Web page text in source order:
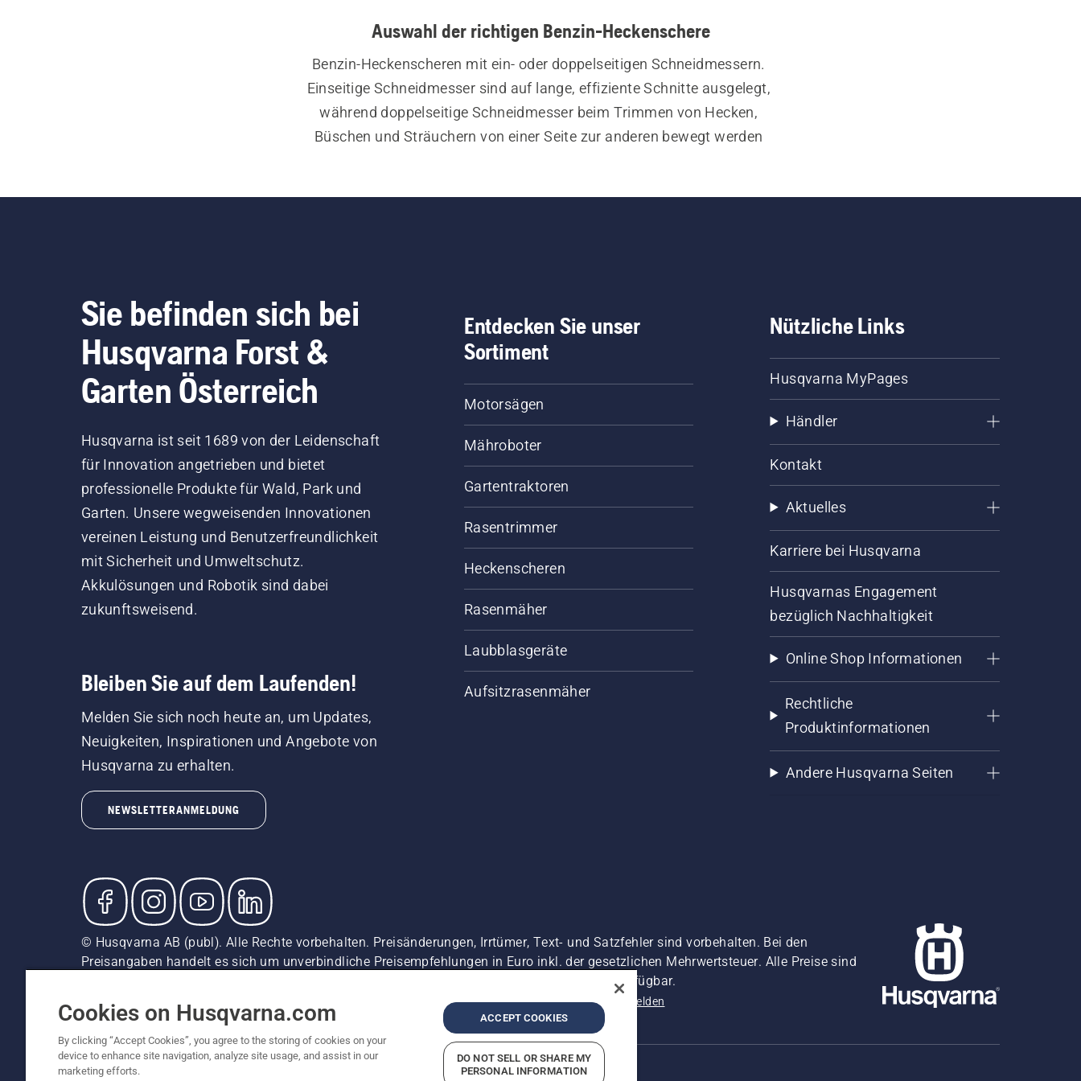
Auswahl der richtigen Benzin-Heckenschere
Benzin-Heckenscheren mit ein- oder doppelseitigen Schneidmessern.
Einseitige Schneidmesser sind auf lange, effiziente Schnitte ausgelegt,
während doppelseitige Schneidmesser beim Trimmen von Hecken,
Büschen und Sträuchern von einer Seite zur anderen bewegt werden
Wenn Sie nach einer Benzin-Heckenschere für den anspruchsvollen,
breites Angebot an
Heckenscherensowie Profi-Heckenscheren
Sie befinden sich bei
Husqvarna Forst &
Garten Österreich
Husqvarna ist seit 1689 von der Leidenschaft
für Innovation angetrieben und bietet
professionelle Produkte für Wald, Park und
Garten. Unsere wegweisenden Innovationen
vereinen Leistung und Benutzerfreundlichkeit
mit Sicherheit und Umweltschutz.
Akkulösungen und Robotik sind dabei
zukunftsweisend.
Bleiben Sie auf dem Laufenden!
Melden Sie sich noch heute an, um Updates,
Neuigkeiten, Inspirationen und Angebote von
Husqvarna zu erhalten.
NEWSLETTERANMELDUNG
Entdecken Sie unser
Sortiment
Motorsägen
Mähroboter
Gartentraktoren
Rasentrimmer
Heckenscheren
Rasenmäher
Laubblasgeräte
Aufsitzrasenmäher
Nützliche Links
Husqvarna MyPages
Händler
Kontakt
Aktuelles
Karriere bei Husqvarna
Husqvarnas Engagement
bezüglich Nachhaltigkeit
Online Shop Informationen
Rechtliche
Produktinformationen
Andere Husqvarna Seiten
© Husqvarna AB (publ). Alle Rechte vorbehalten. Preisänderungen, Irrtümer, Text- und Satzfehler sind vorbehalten. Bei den
Preisangaben handelt es sich um unverbindliche Preisempfehlungen in Euro inkl. der gesetzlichen Mehrwertsteuer. Alle Preise sind
unverbindliche Preisempfehlungen (inkl. MwSt), es sei denn sie sind für den direkten Kauf verfügbar.
Cookie-Richtlinie Datenschutzerklärung Impressum Vermutete Verstöße melden
Cookies on Husqvarna.com
By clicking “Accept Cookies”, you agree to the storing of cookies on your
device to enhance site navigation, analyze site usage, and assist in our
marketing efforts.
ACCEPT COOKIES
DO NOT SELL OR SHARE MY
PERSONAL INFORMATION